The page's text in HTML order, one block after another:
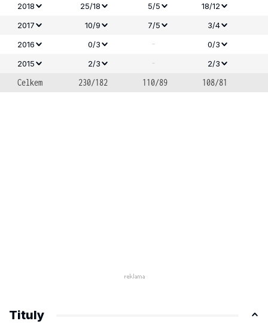
2018
25/18 5/5
18/12
2017
10/9 7/5
3/4
2016
0/3 -
0/3
2015
2/3 - 2/3
Celkem 230/182 110/89 108/81
Tituly